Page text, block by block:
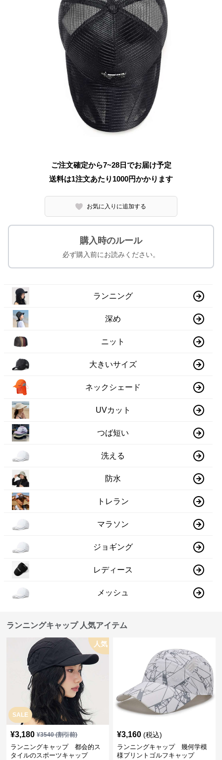
ご注文確定から7~28日でお届け予定
送料は1注文あたり 1000円かかります
お気に入りに追加する
購入時のルール
必ず購入前にお読みください。
ランニング
深め
ニット
大きいサイズ
ネックシェード
UVカット
つば短い
洗える
防水
トレラン
マラソン
ジョギング
レディース
メッシュ
ランニングキャップ 人気アイテム
SALE
人気
¥3,180 ¥3540(割引前)
ランニングキャップ 都会的ス
タイルのスポーツキャップ
¥3,160 (税込)
ランニングキャップ 幾何学模
様プリントゴルフキャップ